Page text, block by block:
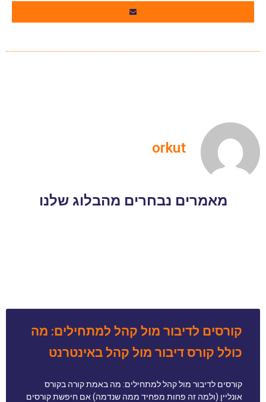
orkut
מאמרים נבחרים מהבלוג שלנו
קורסים לדיבור מול קהל למתחילים: מה
כולל קורס דיבור מול קהל באינטרנט
קורסים לדיבור מול קהל למתחילים: מה באמת קורה בקורס
אונליין (ולמה זה פחות מפחיד ממה שנדמה) אם חיפשת קורסים